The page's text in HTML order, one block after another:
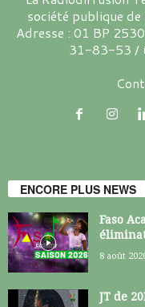
société publique
Adresse : 01 BP
31-83-53 /
ENCORE PLUS NEWS
Faso
8 août
JT de